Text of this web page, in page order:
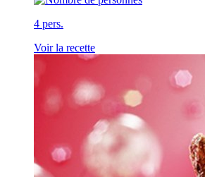
4 pers.
Voir la recette